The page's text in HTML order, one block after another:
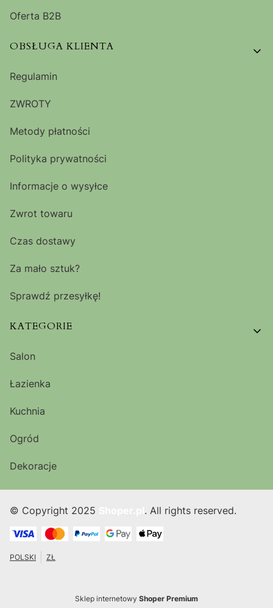
Oferta B2B
OBSŁUGA KLIENTA
Regulamin
ZWROTY
Metody płatności
Polityka prywatności
Informacje o wysyłce
Zwrot towaru
Czas dostawy
Za mało sztuk?
Sprawdź przesyłkę!
KATEGORIE
Salon
Łazienka
Kuchnia
Ogród
Dekoracje
© Copyright 2025 . All rights reserved.
POLSKI ZŁ
Sklep internetowy Shoper Premium